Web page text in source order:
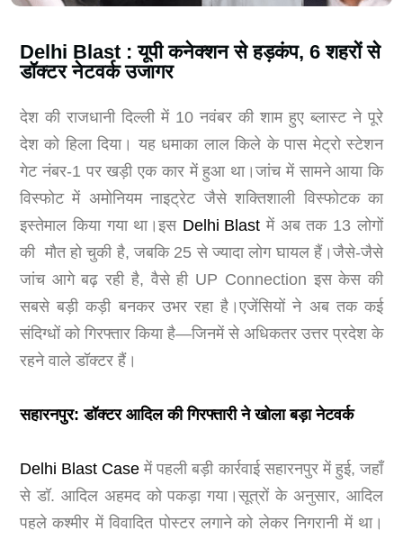
Delhi Blast : यूपी कनेक्शन से हड़कंप, 6 शहरों से
डॉक्टर नेटवर्क उजागर
देश की राजधानी दिल्ली में 10 नवंबर की शाम हुए ब्लास्ट ने पूरे
देश को हिला दिया। यह धमाका लाल किले के पास मेट्रो स्टेशन
गेट नंबर-1 पर खड़ी एक कार में हुआ था।जांच में सामने आया कि
विस्फोट में अमोनियम नाइट्रेट जैसे शक्तिशाली विस्फोटक का
इस्तेमाल किया गया था।इस Delhi Blast में अब तक 13 लोगों
की मौत हो चुकी है, जबकि 25 से ज्यादा लोग घायल हैं।जैसे-जैसे
जांच आगे बढ़ रही है, वैसे ही UP Connection इस केस की
सबसे बड़ी कड़ी बनकर उभर रहा है।एजेंसियों ने अब तक कई
संदिग्धों को गिरफ्तार किया है—जिनमें से अधिकतर उत्तर प्रदेश के
रहने वाले डॉक्टर हैं।
सहारनपुर: डॉक्टर आदिल की गिरफ्तारी ने खोला बड़ा नेटवर्क
Delhi Blast Case में पहली बड़ी कार्रवाई सहारनपुर में हुई, जहाँ
से डॉ. आदिल अहमद को पकड़ा गया।सूत्रों के अनुसार, आदिल
पहले कश्मीर में विवादित पोस्टर लगाने को लेकर निगरानी में था।